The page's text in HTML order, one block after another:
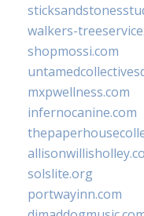
walkers-
shopmossi.com
mxpwellness.com
infernocanine.com
solslite.org
portwayinn.com